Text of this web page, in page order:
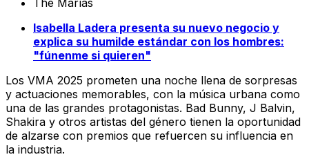
Isabella Ladera presenta su nuevo negocio y
explica su humilde estándar con los hombres:
"fúnenme si quieren"
Los VMA 2025 prometen una noche llena de sorpresas
y actuaciones memorables, con la música urbana como
una de las grandes protagonistas. Bad Bunny, J Balvin,
Shakira y otros artistas del género tienen la oportunidad
de alzarse con premios que refuercen su influencia en
la industria.